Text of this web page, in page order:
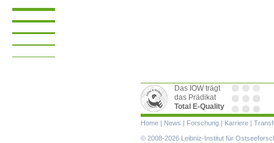
Das IOW trägt
das Prädikat
Total E-Quality
Navigation
überspringen
Home | News | Forschung | Karriere |
© 2008-2026 Leibniz-Institut für